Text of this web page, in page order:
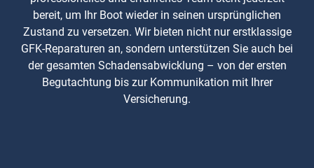
bereit, um Ihr Boot wieder in seinen ursprünglichen
Zustand zu versetzen. Wir bieten nicht nur erstklassige
GFK-Reparaturen an, sondern unterstützen Sie auch bei
der gesamten Schadensabwicklung – von der ersten
Begutachtung bis zur Kommunikation mit Ihrer
Versicherung.